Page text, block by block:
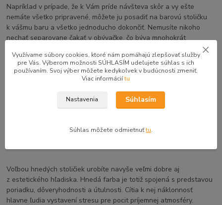
Napríklad v prípade, že k Vám príde návšteva skôr a vy ešte
nemáte všetko pripravené, môžete ju posadiť na barovú stoličku
k vášmu baru a všetko jednoducho dokončiť. Nemusíte nikoho
nechať separovane čakať v obývačke, čo býva mnohokrát
menšej časovej tiesni príjemný.
a k nemu doladené barové stoličky nemusia nutne patriť len
do kuchyne. Barový pultík môžete mať aj napríklad v obývačke,
medze nekladú a v bytovom dizajne to platí priam dvojnásobne.
Voľbou hnedých stoličiek urobíte navyše veľmi dobre aj
z estetického hľadiska. Hnedá farba je totiž spojená s predstavou
poriadku, dôveryhodnosti a útulnosti. Cítia k nej náklonnosť
hlavne ľudia vystavení stresu pre pocit príjemnej atmosféry.
Využívame súbory cookies, ktoré nám pomáhajú zlepšovať služby
pre Vás. Výberom možnosti SÚHLASÍM udeľujete súhlas s ich
používaním. Svoj výber môžete kedykoľvek v budúcnosti zmeniť.
Viac informáciítu
Nastavenia Súhlasím
Súhlas môžete odmietnuťtu.